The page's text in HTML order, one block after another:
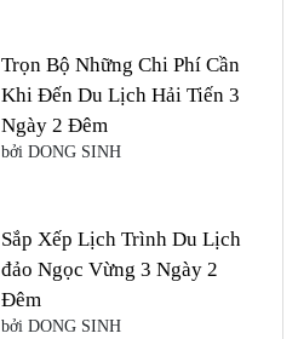
Trọn Bộ Những Chi Phí Cần
Khi Đến Du Lịch Hải Tiến 3
Ngày 2 Đêm
bởi DONG SINH
Sắp Xếp Lịch Trình Du Lịch
đảo Ngọc Vừng 3 Ngày 2
Đêm
bởi DONG SINH